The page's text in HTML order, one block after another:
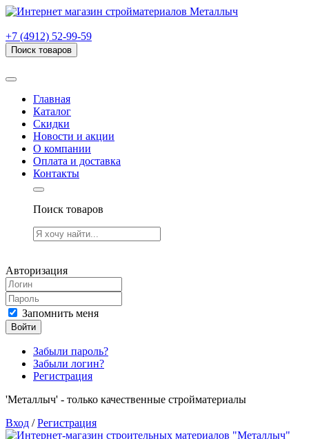
+7 (4912) 52-99-59
Поиск товаров
Главная
Каталог
Скидки
Новости и акции
О компании
Оплата и доставка
Контакты
Поиск товаров
Авторизация
Запомнить меня
Войти
Забыли пароль?
Забыли логин?
Регистрация
'Металлыч' - только качественные стройматериалы
Вход /Регистрация